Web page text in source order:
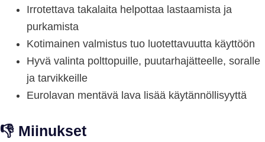
Irrotettava takalaita helpottaa lastaamista ja
purkamista
Kotimainen valmistus tuo luotettavuutta käyttöön
Hyvä valinta polttopuille, puutarhajätteelle, soralle
ja tarvikkeille
Eurolavan mentävä lava lisää käytännöllisyyttä
👎 Miinukset